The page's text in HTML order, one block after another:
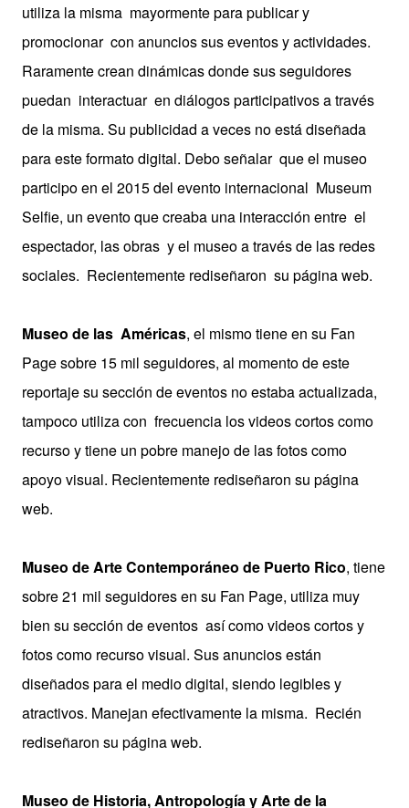
utiliza la misma mayormente para publicar y
promocionar con anuncios sus eventos y actividades.
Raramente crean dinámicas donde sus seguidores
puedan interactuar en diálogos participativos a través
de la misma. Su publicidad a veces no está diseñada
para este formato digital. Debo señalar que el museo
participo en el 2015 del evento internacional Museum
Selfie, un evento que creaba una interacción entre el
espectador, las obras y el museo a través de las redes
sociales. Recientemente rediseñaron su página web.
Museo de las Américas, el mismo tiene en su Fan
Page sobre 15 mil seguidores, al momento de este
reportaje su sección de eventos no estaba actualizada,
tampoco utiliza con frecuencia los videos cortos como
recurso y tiene un pobre manejo de las fotos como
apoyo visual. Recientemente rediseñaron su página
web.
Museo de Arte Contemporáneo de Puerto Rico, tiene
sobre 21 mil seguidores en su Fan Page, utiliza muy
bien su sección de eventos así como videos cortos y
fotos como recurso visual. Sus anuncios están
diseñados para el medio digital, siendo legibles y
atractivos. Manejan efectivamente la misma. Recién
rediseñaron su página web.
Museo de Historia, Antropología y Arte de la